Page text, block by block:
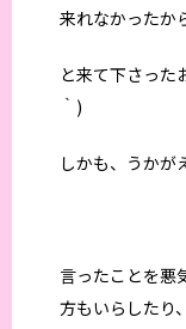
来れなかったか
と来て下さった
｀)
しかも、うかが
言ったことを悪
方もいらしたり、